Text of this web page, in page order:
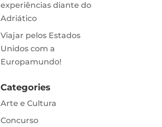
experiências diante do
Adriático
Viajar pelos Estados
Unidos com a
Europamundo!
Categories
Arte e Cultura
Concurso